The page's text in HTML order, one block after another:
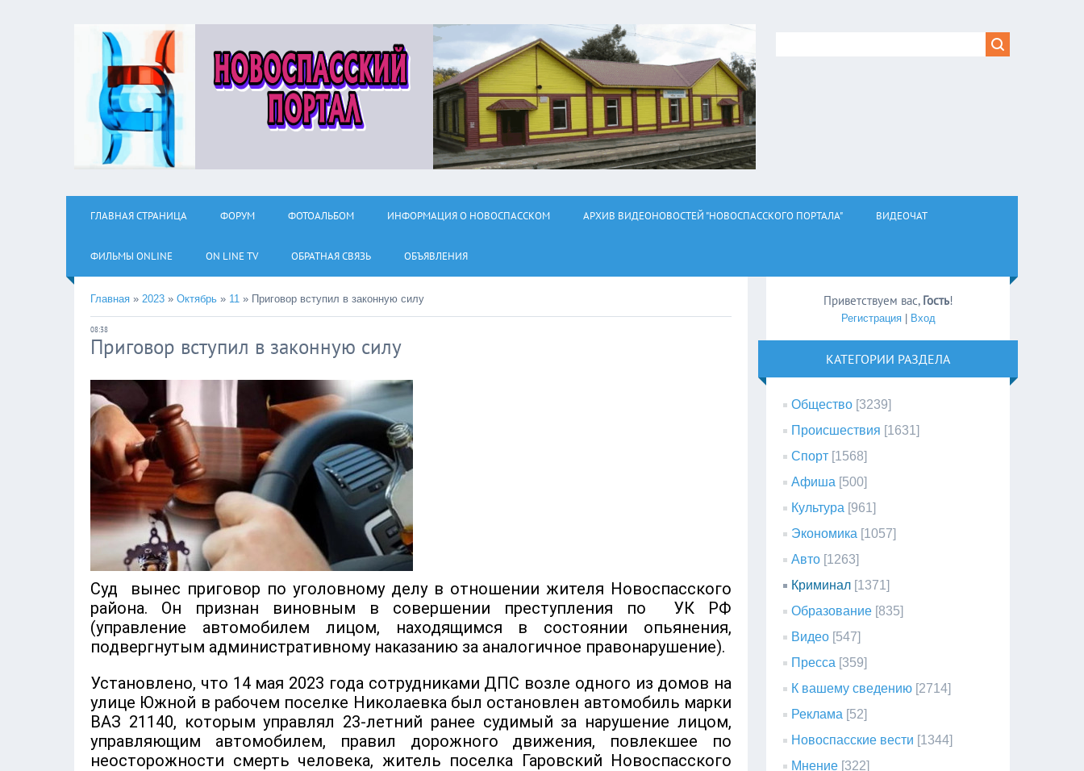
ГЛАВНАЯ СТРАНИЦА ФОРУМ ФОТОАЛЬБОМ ИНФОРМАЦИЯ О НОВОСПАССКОМ АРХИВ ВИДЕОНОВОСТЕЙ "НОВОСПАССКОГО ПОРТАЛА" ВИДЕОЧАТ
ФИЛЬМЫ ОNLINE ON LINE TV ОБРАТНАЯ СВЯЗЬ ОБЪЯВЛЕНИЯ
Главная » 2023 » Октябрь » 11 » Приговор вступил в законную силу
08:38
Приговор вступил в законную силу
Суд вынес приговор по уголовному делу в отношении жителя Новоспасского
района. Он признан виновным в совершении преступления по УК РФ
(управление автомобилем лицом, находящимся в состоянии опьянения,
подвергнутым административному наказанию за аналогичное правонарушение).
Установлено, что 14 мая 2023 года сотрудниками ДПС возле одного из домов на
улице Южной в рабочем поселке Николаевка был остановлен автомобиль марки
ВАЗ 21140, которым управлял 23-летний ранее судимый за нарушение лицом,
управляющим автомобилем, правил дорожного движения, повлекшее по
неосторожности смерть человека, житель поселка Гаровский Новоспасского
Приветствуем вас, Гость!
Регистрация| Вход
КАТЕГОРИИ РАЗДЕЛА
Общество [3239]
Происшествия [1631]
Спорт [1568]
Афиша [500]
Культура [961]
Экономика [1057]
Авто [1263]
Криминал [1371]
Образование [835]
Видео [547]
Пресса [359]
К вашему сведению [2714]
Реклама [52]
Новоспасские вести [1344]
Мнение [322]